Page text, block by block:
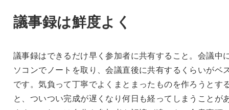
議事録は鮮度よく
議事録はできるだけ早く参加者に共有すること。会議中
ソコンでノートを取り、会議直後に共有するくらいがベ
です。気負って丁寧でよくまとまったものを作ろうとす
と、ついつい完成が遅くなり何日も経ってしまうことが